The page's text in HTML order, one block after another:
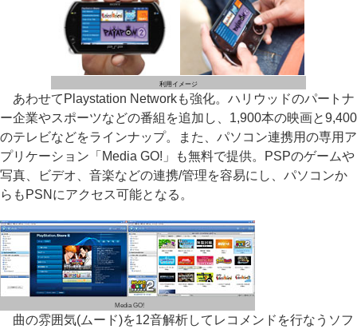
利用イメージ
あわせてPlaystation Networkも強化。ハリウッドのパートナ
ー企業やスポーツなどの番組を追加し、1,900本の映画と9,400
のテレビなどをラインナップ。また、パソコン連携用の専用ア
プリケーション「Media GO!」も無料で提供。PSPのゲームや
写真、ビデオ、音楽などの連携/管理を容易にし、パソコンか
らもPSNにアクセス可能となる。
Media GO!
曲の雰囲気(ムード)を12音解析してレコメンドを行なうソフ